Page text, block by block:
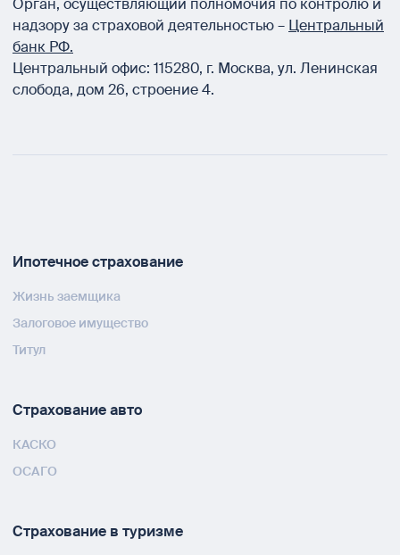
Орган, осуществляющий полномочия по контролю и
надзору за страховой деятельностью – Центральный
банк РФ.
Центральный офис: 115280, г. Москва, ул. Ленинская
слобода, дом 26, строение 4.
Ипотечное страхование
Жизнь заемщика
Залоговое имущество
Титул
Страхование авто
КАСКО
ОСАГО
Страхование в туризме